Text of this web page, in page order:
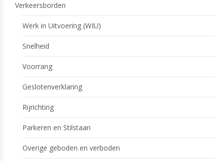
Verkeersborden
Werk in Uitvoering (WIU)
Snelheid
Voorrang
Geslotenverklaring
Rijrichting
Parkeren en Stilstaan
Overige geboden en verboden